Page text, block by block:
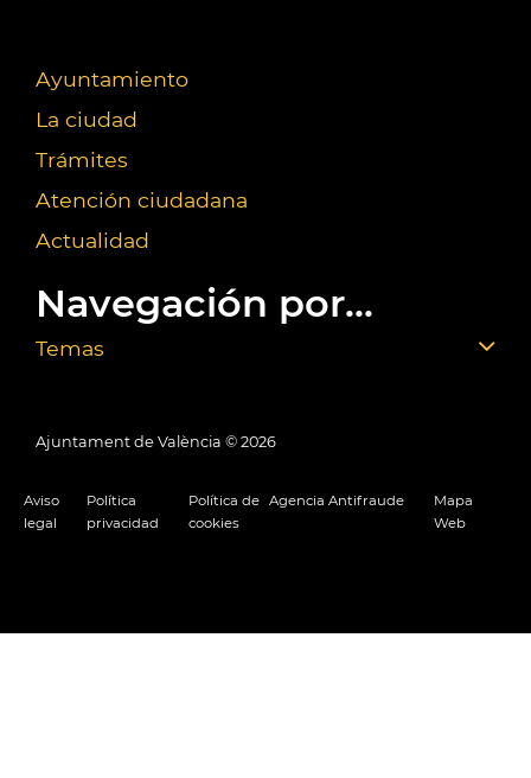
Ayuntamiento
La ciudad
Trámites
Atención ciudadana
Actualidad
Navegación por...
Temas
Ajuntament de València © 2026
Aviso
legal
Política
privacidad
Política de
cookies
Agencia Antifraude
Mapa
Web